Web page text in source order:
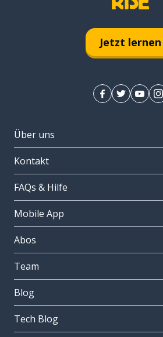
Jetzt lernen
Über uns
Kontakt
FAQs & Hilfe
Mobile App
Abos
Team
Blog
Tech Blog